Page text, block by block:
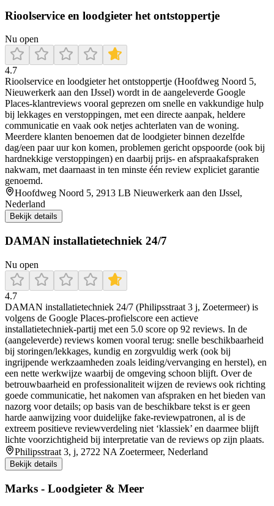
Rioolservice en loodgieter het ontstoppertje
Nu open
4.7
Rioolservice en loodgieter het ontstoppertje (Hoofdweg Noord 5,
Nieuwerkerk aan den IJssel) wordt in de aangeleverde Google
Places-klantreviews vooral geprezen om snelle en vakkundige hulp
bij lekkages en verstoppingen, met een directe aanpak, heldere
communicatie en vaak ook netjes achterlaten van de woning.
Meerdere klanten benoemen dat de loodgieter binnen dezelfde
dag/een paar uur kon komen, problemen gericht opspoorde (ook bij
hardnekkige verstoppingen) en daarbij prijs- en afspraakafspraken
nakwam, met daarnaast in ten minste één review expliciet garantie
genoemd.
Hoofdweg Noord 5, 2913 LB Nieuwerkerk aan den IJssel,
Nederland
Bekijk details
DAMAN installatietechniek 24/7
Nu open
4.7
DAMAN installatietechniek 24/7 (Philipsstraat 3 j, Zoetermeer) is
volgens de Google Places-profielscore een actieve
installatietechniek-partij met een 5.0 score op 92 reviews. In de
(aangeleverde) reviews komen vooral terug: snelle beschikbaarheid
bij storingen/lekkages, kundig en zorgvuldig werk (ook bij
ingrijpende werkzaamheden zoals leiding/vervanging en herstel), en
een nette werkwijze waarbij de omgeving schoon blijft. Over de
betrouwbaarheid en professionaliteit wijzen de reviews ook richting
goede communicatie, het nakomen van afspraken en het bieden van
nazorg voor details; op basis van de beschikbare tekst is er geen
harde aanwijzing voor duidelijke fake-reviewpatronen, al is de
extreem positieve reviewverdeling niet ‘klassiek’ en daarmee blijft
lichte voorzichtigheid bij interpretatie van de reviews op zijn plaats.
Philipsstraat 3, j, 2722 NA Zoetermeer, Nederland
Bekijk details
Marks - Loodgieter & Meer